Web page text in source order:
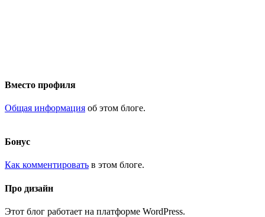
Вместо профиля
Общая информация об этом блоге.
Бонус
Как комментировать в этом блоге.
Про дизайн
Этот блог работает на платформе WordPress.